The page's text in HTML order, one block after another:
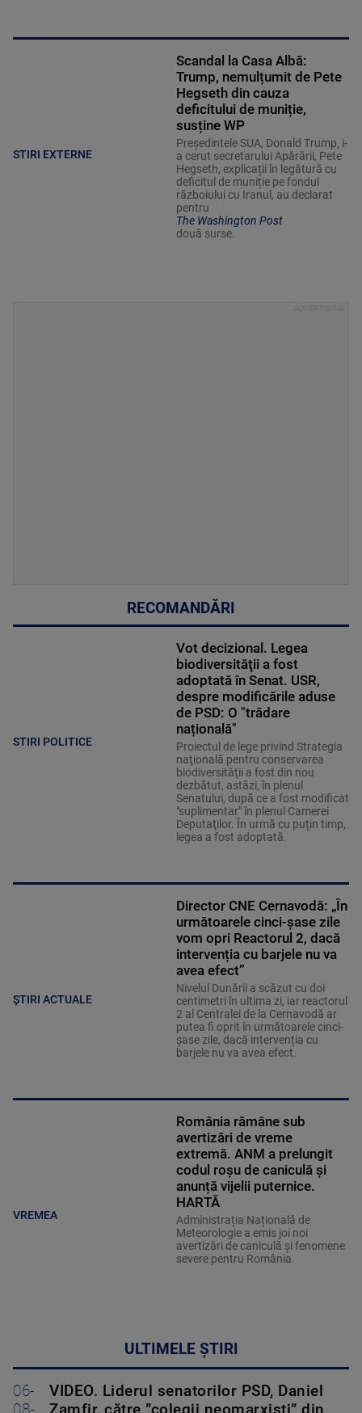
STIRI EXTERNE
Scandal la Casa Albă:
Trump, nemulțumit de Pete
Hegseth din cauza
deficitului de muniție,
susține WP
Președintele SUA, Donald Trump, i-
a cerut secretarului Apărării, Pete
Hegseth, explicații în legătură cu
deficitul de muniție pe fondul
războiului cu Iranul, au declarat
pentru
The Washington Post
două surse.
RECOMANDĂRI
STIRI POLITICE
Vot decizional. Legea
biodiversităţii a fost
adoptată în Senat. USR,
despre modificările aduse
de PSD: O "trădare
națională"
Proiectul de lege privind Strategia
naţională pentru conservarea
biodiversităţii a fost din nou
dezbătut, astăzi, în plenul
Senatului, după ce a fost modificat
"suplimentar" în plenul Camerei
Deputaţilor. În urmă cu puțin timp,
legea a fost adoptată.
ȘTIRI ACTUALE
Director CNE Cernavodă: „În
următoarele cinci-șase zile
vom opri Reactorul 2, dacă
intervenția cu barjele nu va
avea efect”
Nivelul Dunării a scăzut cu doi
centimetri în ultima zi, iar reactorul
2 al Centralei de la Cernavodă ar
putea fi oprit în următoarele cinci-
șase zile, dacă intervenția cu
barjele nu va avea efect.
VREMEA
România rămâne sub
avertizări de vreme
extremă. ANM a prelungit
codul roșu de caniculă și
anunță vijelii puternice.
HARTĂ
Administrația Națională de
Meteorologie a emis joi noi
avertizări de caniculă și fenomene
severe pentru România.
ULTIMELE ȘTIRI
06-
VIDEO. Liderul senatorilor PSD, Daniel